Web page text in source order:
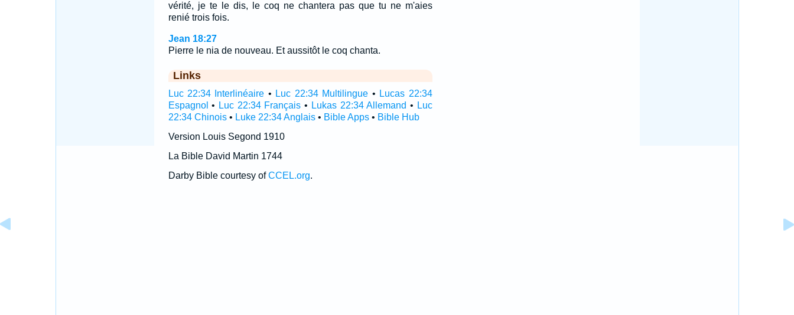
vérité, je te le dis, le coq ne chantera pas que tu ne m'aies
renié trois fois.
Jean 18:27
Pierre le nia de nouveau. Et aussitôt le coq chanta.
Links
Luc 22:34 Interlinéaire • Luc 22:34 Multilingue • Lucas 22:34
Espagnol • Luc 22:34 Français • Lukas 22:34 Allemand • Luc
22:34 Chinois• Luke 22:34 Anglais• Bible Apps• Bible Hub
Version Louis Segond 1910
La Bible David Martin 1744
Darby Bible courtesy ofCCEL.org.